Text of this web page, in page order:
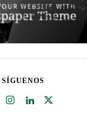
SÍGUENOS